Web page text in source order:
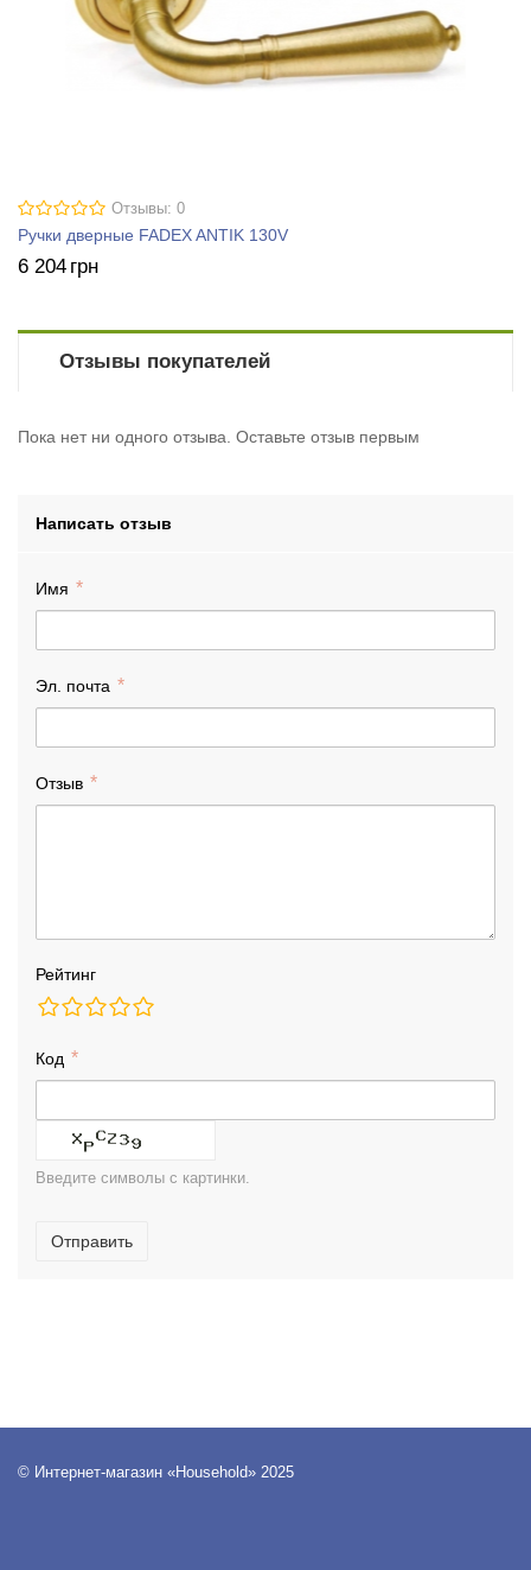
Отзывы: 0
Ручки дверные FADEX ANTIK 130V
6 204 грн
Отзывы покупателей
Пока нет ни одного отзыва. Оставьте отзыв первым
Написать отзыв
Имя
Эл. почта
Отзыв
Рейтинг
Код
Введите символы с картинки.
Отправить
© Интернет-магазин «Household» 2025